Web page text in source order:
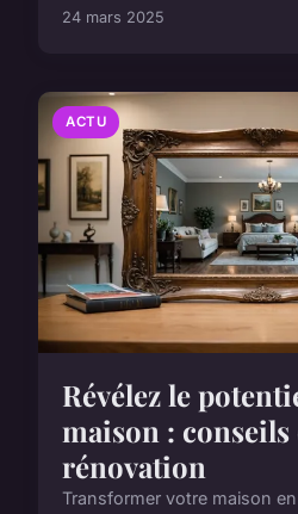
24 mars 2025
ACTU
Révélez le
maison : conseils
rénovation
Transformer votre maison